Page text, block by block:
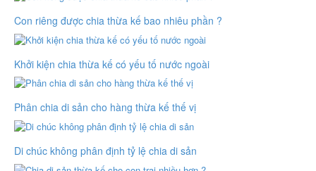
Con riêng được chia thừa kế bao nhiêu phần ?
Khởi kiện chia thừa kế có yếu tố nước ngoài
Phân chia di sản cho hàng thừa kế thế vị
Di chúc không phân định tỷ lệ chia di sản